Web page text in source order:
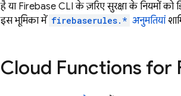
है या Firebase CLI के ज़रिए सुरक्षा के नियमों
इस भूमिका में firebaserules.* अनुमतियां
Cloud Functions for